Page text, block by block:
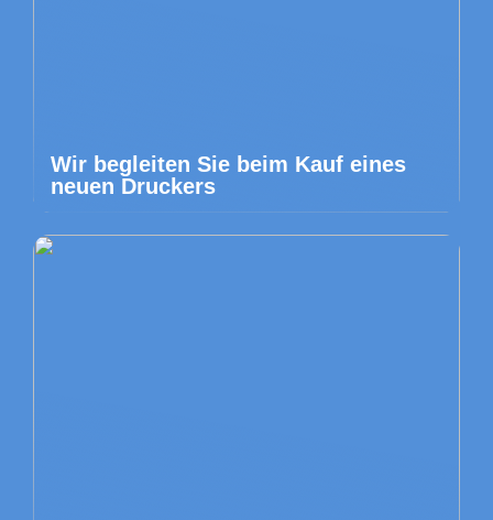
Wir begleiten Sie beim Kauf eines
neuen Druckers